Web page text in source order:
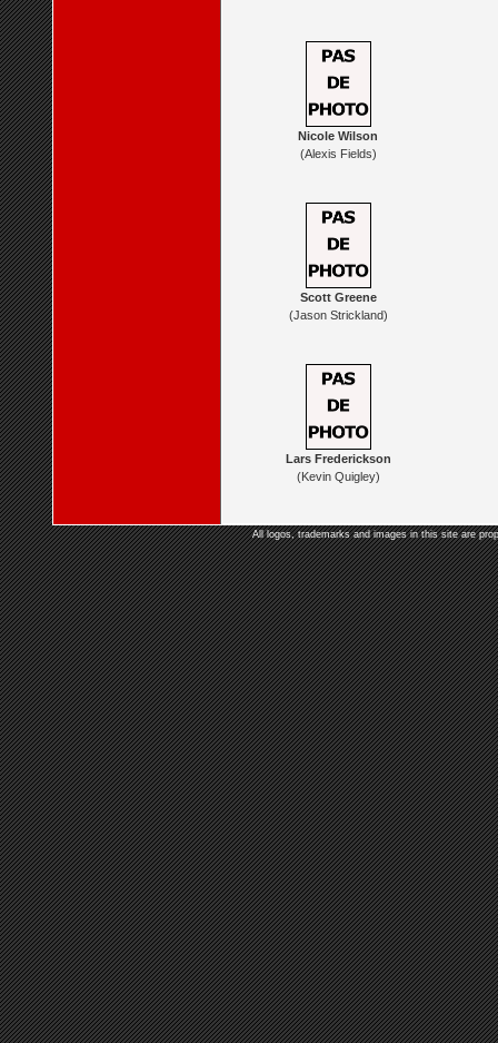
Nicole Wilson
(Alexis Fields)
Scott Greene
(Jason Strickland)
Lars Frederickson
(Kevin Quigley)
All logos, trademarks and images in this site are